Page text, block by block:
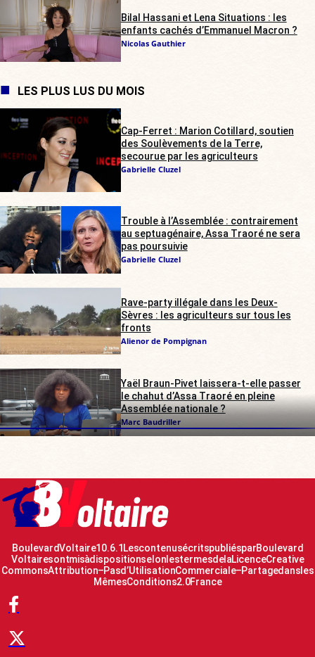
Bilal Hassani et Lena Situations : les
enfants cachés d’Emmanuel Macron ?
Nicolas Gauthier
LES PLUS LUS DU MOIS
Cap-Ferret : Marion Cotillard, soutien
des Soulèvements de la Terre,
secourue par les agriculteurs
Gabrielle Cluzel
Trouble à l’Assemblée : contrairement
au septuagénaire, Assa Traoré ne sera
pas poursuivie
Gabrielle Cluzel
Rave-party illégale dans les Deux-
Sèvres : les agriculteurs sur tous les
fronts
Alienor de Pompignan
Yaël Braun-Pivet laissera-t-elle passer
le chahut d’Assa Traoré en pleine
Assemblée nationale ?
Marc Baudriller
Boulevard Voltaire 10.6.1 Les contenus écrits publiés par Boulevard
Voltaire sont mis à disposition selon les termes de la Licence Creative
Commons Attribution – Pas d’Utilisation Commerciale – Partage dans les
Mêmes Conditions 2.0 France